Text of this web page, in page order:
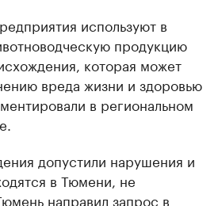
используют в
продукцию
которая может
вреда жизни и здоровью
в региональном
допустили нарушения и
в Тюмени, не
направил запрос в